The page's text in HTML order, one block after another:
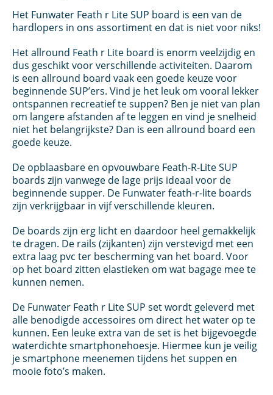
Het Funwater Feath r Lite SUP board is een van de
hardlopers in ons assortiment en dat is niet voor niks!
Het allround Feath r Lite board is enorm veelzijdig en
dus geschikt voor verschillende activiteiten. Daarom
is een allround board vaak een goede keuze voor
beginnende SUP’ers. Vind je het leuk om vooral lekker
ontspannen recreatief te suppen? Ben je niet van plan
om langere afstanden af te leggen en vind je snelheid
niet het belangrijkste? Dan is een allround board een
goede keuze.
De opblaasbare en opvouwbare Feath-R-Lite SUP
boards zijn vanwege de lage prijs ideaal voor de
beginnende supper. De Funwater feath-r-lite boards
zijn verkrijgbaar in vijf verschillende kleuren.
De boards zijn erg licht en daardoor heel gemakkelijk
te dragen. De rails (zijkanten) zijn verstevigd met een
extra laag pvc ter bescherming van het board. Voor
op het board zitten elastieken om wat bagage mee te
kunnen nemen.
De Funwater Feath r Lite SUP set wordt geleverd met
alle benodigde accessoires om direct het water op te
kunnen. Een leuke extra van de set is het bijgevoegde
waterdichte smartphonehoesje. Hiermee kun je veilig
je smartphone meenemen tijdens het suppen en
mooie foto’s maken.